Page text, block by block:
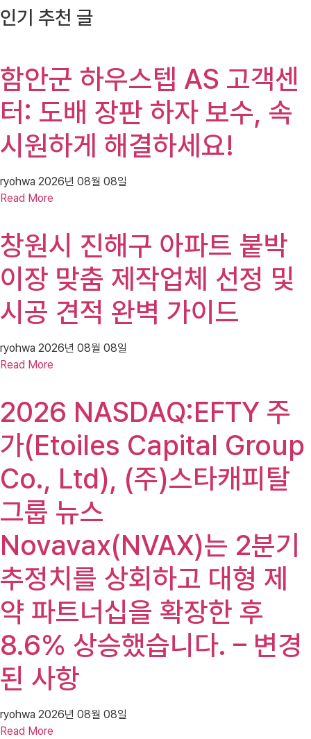
인기 추천 글
함안군 하우스텝 AS 고객센
터: 도배 장판 하자 보수, 속
시원하게 해결하세요!
ryohwa 2026년 08월 08일
Read More
창원시 진해구 아파트 붙박
이장 맞춤 제작업체 선정 및
시공 견적 완벽 가이드
ryohwa 2026년 08월 08일
Read More
2026 NASDAQ:EFTY 주
가(Etoiles Capital Group
Co., Ltd), (주)스타캐피탈
그룹 뉴스
Novavax(NVAX)는 2분기
추정치를 상회하고 대형 제
약 파트너십을 확장한 후
8.6% 상승했습니다. – 변경
된 사항
ryohwa 2026년 08월 08일
Read More